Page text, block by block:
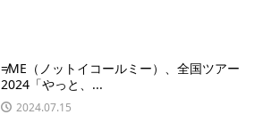
≠ME（ノットイコールミー）、全国ツアー
2024「やっと、...
2024.07.15